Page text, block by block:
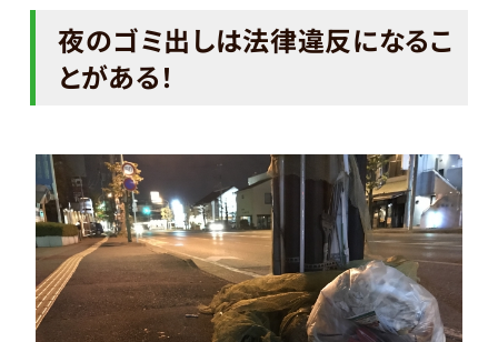
夜のゴミ出しは法律違反になるこ
とがある！